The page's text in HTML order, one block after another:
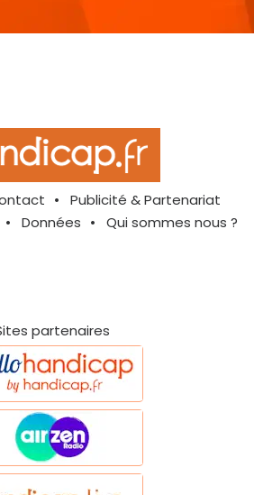
Publicité & Partenariat
Données Qui sommes nous ?
partenaires